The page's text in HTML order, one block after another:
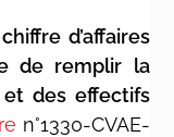
d’affaires
de remplir la
des effectifs
n°1330-CVAE-